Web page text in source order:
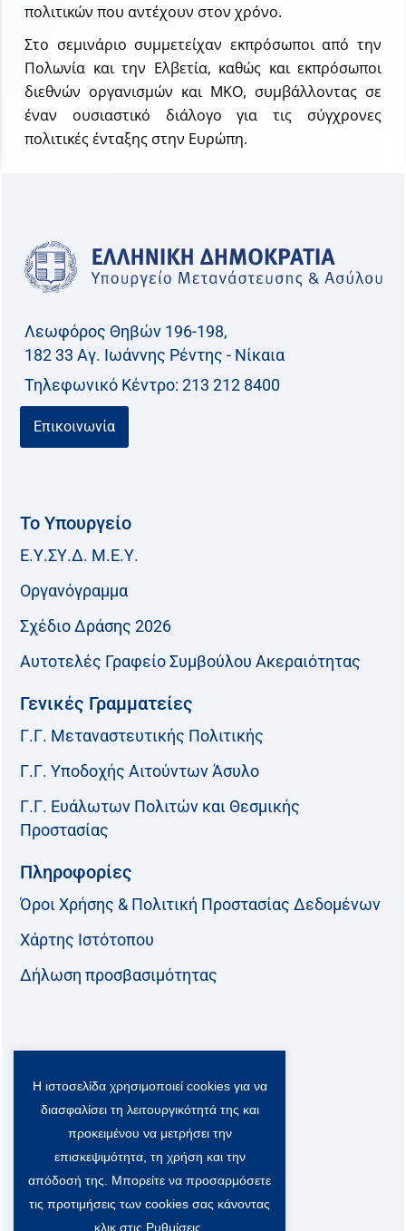
πολιτικών που αντέχουν στον χρόνο.
Στο σεμινάριο συμμετείχαν εκπρόσωποι από την
Πολωνία και την Ελβετία, καθώς και εκπρόσωποι
διεθνών οργανισμών και ΜΚΟ, συμβάλλοντας σε
έναν ουσιαστικό διάλογο για τις σύγχρονες
πολιτικές ένταξης στην Ευρώπη.
Λεωφόρος Θηβών 196-198,
182 33 Aγ. Ιωάννης Ρέντης - Νίκαια
Τηλεφωνικό Kέντρο: 213 212 8400
Επικοινωνία
Το Υπουργείο
Ε.Υ.ΣΥ.Δ. Μ.Ε.Υ.
Οργανόγραμμα
Σχέδιο Δράσης 2026
Αυτοτελές Γραφείο Συμβούλου Ακεραιότητας
Γενικές Γραμματείες
Γ.Γ. Μεταναστευτικής Πολιτικής
Γ.Γ. Υποδοχής Αιτούντων Άσυλο
Γ.Γ. Ευάλωτων Πολιτών και Θεσμικής
Προστασίας
Πληροφορίες
Όροι Χρήσης & Πολιτική Προστασίας Δεδομένων
Χάρτης Ιστότοπου
Δήλωση προσβασιμότητας
F
a
o
k
T
w
i
t
t
e
r
-
L
i
n
k
e
d
i
n
Y
o
u
t
u
b
e
Viber Community:
Η ιστοσελίδα χρησιμοποιεί cookies για να
διασφαλίσει τη λειτουργικότητά της και
προκειμένου να μετρήσει την
επισκεψιμότητα, τη χρήση και την
απόδοσή της. Μπορείτε να προσαρμόσετε
τις προτιμήσεις των cookies σας κάνοντας
κλικ στις Ρυθμίσεις.